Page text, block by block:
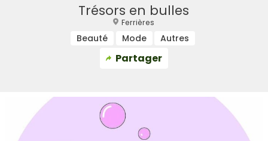
Trésors en bulles
Ferrières
Beauté Mode Autres
Partager